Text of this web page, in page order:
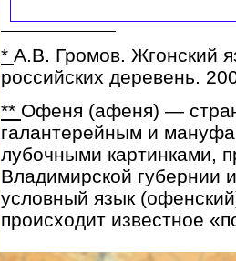
* А.В. Громов. Жгонский
российских деревень.
** Офеня (афеня) —
галантерейным и
лубочными картинками,
Владимирской
условный язык
происходит известное